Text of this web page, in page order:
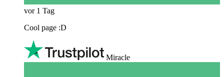
vor 1 Tag
Cool page :D
Miracle